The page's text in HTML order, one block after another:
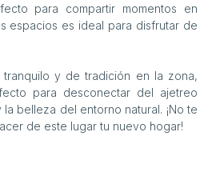
para compartir momentos en
espacios es ideal para disfrutar de
y de tradición en la zona,
para desconectar del ajetreo
belleza del entorno natural. ¡No te
de este lugar tu nuevo hogar!